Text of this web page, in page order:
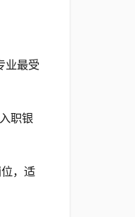
业最受
职银
，适